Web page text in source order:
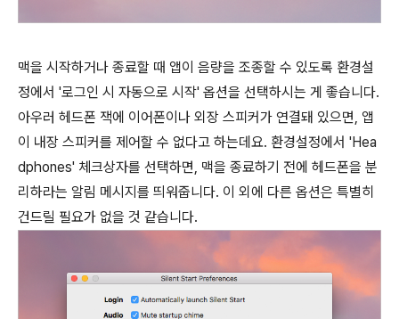
맥을 시작하거나 종료할 때 앱이 음량을 조종할 수 있도록 환경설
정에서 '로그인 시 자동으로 시작' 옵션을 선택하시는 게 좋습니다.
아우러 헤드폰 잭에 이어폰이나 외장 스피커가 연결돼 있으면, 앱
이 내장 스피커를 제어할 수 없다고 하는데요. 환경설정에서 'Hea
dphones' 체크상자를 선택하면, 맥을 종료하기 전에 헤드폰을 분
리하라는 알림 메시지를 띄워줍니다. 이 외에 다른 옵션은 특별히
건드릴 필요가 없을 것 같습니다.